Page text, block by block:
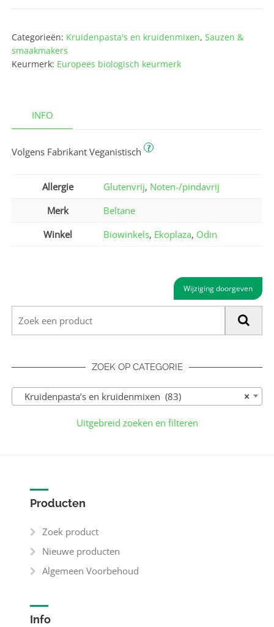
Categorieën: Kruidenpasta's en kruidenmixen,Sauzen &
smaakmakers
Keurmerk: Europees biologisch keurmerk
INFO
Volgens Fabrikant Veganistisch ?
Allergie Glutenvrij, Noten-/pindavrij
Merk
Beltane
Winkel
Biowinkels, Ekoplaza, Odin
Wijziging doorgeven
ZOEK OP CATEGORIE
×
Kruidenpasta’s en kruidenmixen (83)
Uitgebreid zoeken en filteren
Producten
Zoek product
Nieuwe producten
Algemeen Voorbehoud
Info